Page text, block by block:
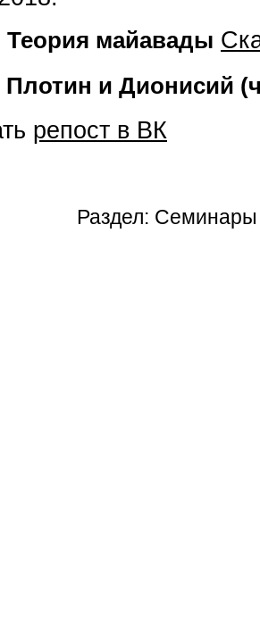
Теория майавады
Плотин и Дионисий
репост в ВК
Раздел: Семинары